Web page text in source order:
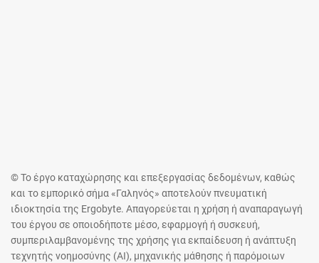
© Το έργο καταχώρησης και επεξεργασίας δεδομένων, καθώς
και το εμπορικό σήμα «Γαληνός» αποτελούν πνευματική
ιδιοκτησία της Ergobyte. Απαγορεύεται η χρήση ή αναπαραγωγή
του έργου σε οποιοδήποτε μέσο, εφαρμογή ή συσκευή,
συμπεριλαμβανομένης της χρήσης για εκπαίδευση ή ανάπτυξη
τεχνητής νοημοσύνης (AI), μηχανικής μάθησης ή παρόμοιων